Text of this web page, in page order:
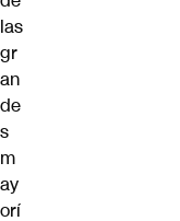
las
gr
an
de
s
m
ay
orí